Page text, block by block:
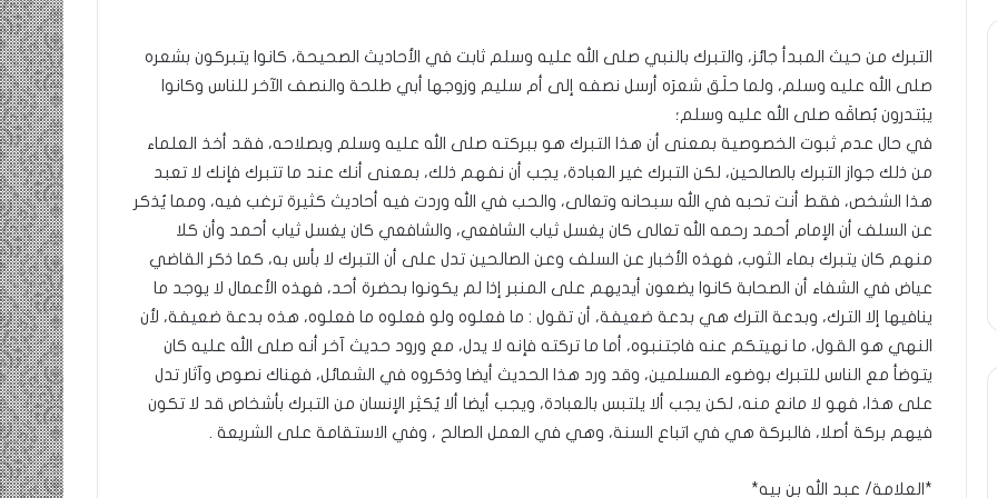
التبرك من حيث المبدأ جائز، والتبرك بالنبي صلى الله عليه وسلم ثابت في الأحاديث الصحيحة، كانوا يتبركون بشعره
صلى الله عليه وسلم، ولما حلَق شعرَه أرسل نصفه إلى أم سليم وزوجها أبي طلحة والنصف الآخر للناس وكانوا
يبْتدرون بُصاقَه صلى الله عليه وسلم؛
في حال عدم ثبوت الخصوصية بمعنى أن هذا التبرك هو ببركته صلى الله عليه وسلم وبصلاحه، فقد أخذ العلماء
من ذلك جواز التبرك بالصالحين، لكن التبرك غير العبادة، يجب أن نفهم ذلك، بمعنى أنك عند ما تتبرك فإنك لا تعبد
هذا الشخص، فقط أنت تحبه في الله سبحانه وتعالى، والحب في الله وردت فيه أحاديث كثيرة ترغب فيه، ومما يُذكر
عن السلف أن الإمام أحمد رحمه الله تعالى كان يغسل ثياب الشافعي، والشافعي كان يغسل ثياب أحمد وأن كلا
منهم كان يتبرك بماء الثوب، فهذه الأخبار عن السلف وعن الصالحين تدل على أن التبرك لا بأس به، كما ذكر القاضي
عياض في الشفاء أن الصحابة كانوا يضعون أيديهم على المنبر إذا لم يكونوا بحضرة أحد، فهذه الأعمال لا يوجد ما
ينافيها إلا الترك، وبدعة الترك هي بدعة ضعيفة، أن تقول : ما فعلوه ولو فعلوه ما فعلوه، هذه بدعة ضعيفة، لأن
النهي هو القول، ما نهيتكم عنه فاجتنبوه، أما ما تركته فإنه لا يدل، مع ورود حديث آخر أنه صلى الله عليه كان
يتوضأ مع الناس للتبرك بوضوء المسلمين، وقد ورد هذا الحديث أيضا وذكروه في الشمائل، فهناك نصوص وآثار تدل
على هذا، فهو لا مانع منه، لكن يجب ألا يلتبس بالعبادة، ويجب أيضا ألا يُكثِر الإنسان من التبرك بأشخاص قد لا تكون
فيهم بركة أصلا، فالبركة هي في اتباع السنة، وهي في العمل الصالح ، وفي الاستقامة على الشريعة .
*العلامة/ عبد الله بن بيه*
ومضة ..أفول شمس الإنسانية في
أمتين…!! الشريف بونا
ومضة
:
حزب
الانصاف
…/
بين
مطرقة
المعارضة…
وسندان
المغاضبين
…
الشريف
بونا
ومضة : / …حزب الانصاف …/ بين
مطرقة المعارضة… وسندان المغاضبين
… !!! / الشريف بونا
ومضة…./
بومديد…..صرخة
معادة..؟
/
الشريف
بونا
25 يونيو، 2022
ومضة…./ بومديد…..صرخة استغاثة..
معادة..؟ / الشريف بونا